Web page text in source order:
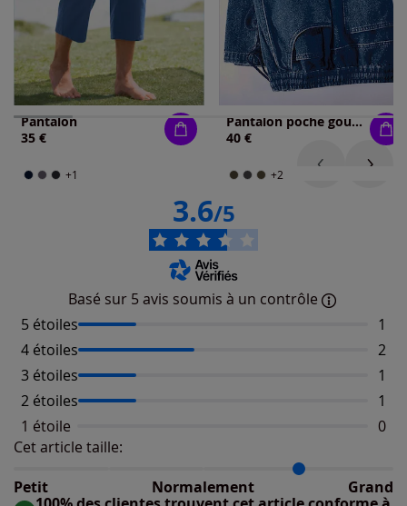
Pantalon
35 €
+1
Pantalon poche gousset devant
40 €
+2
3.6/5
Basé sur 5 avis soumis à un contrôle
5 étoiles
1
4 étoiles
2
3 étoiles
1
2 étoiles
1
1 étoile
0
Cet article taille:
Petit
Normalement Grand
Répartition du taillant selon les avis clients
Taille grand : 50%